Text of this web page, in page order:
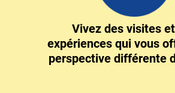
Vivez des visites
expériences qui vous
perspective différente